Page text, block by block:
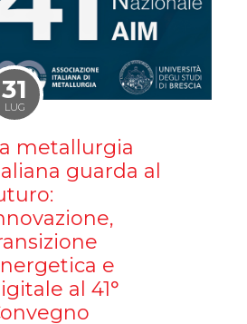
31
LUG
metallurgia
guarda al
e
al 41°